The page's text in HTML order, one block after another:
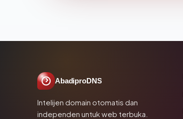
AbadiproDNS
Intelijen domain otomatis dan
independen untuk web terbuka.